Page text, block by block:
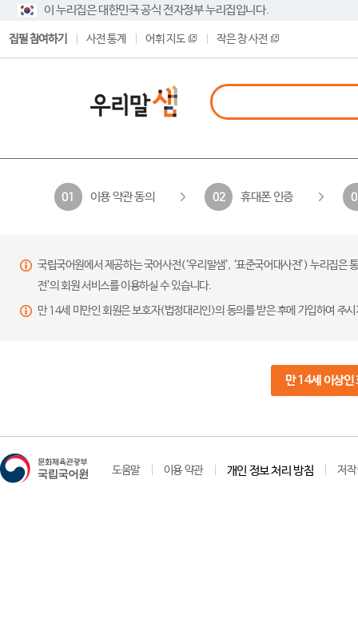
이 누리집은 대한민국 공식 전자정부 누리집입니다.
집필 참여하기 사전 통계 어휘 지도 작은 창 사전
01 이용 약관 동의 02 휴대폰 인증
국립국어원에서 제공하는 국어사전(‘우리말샘’, ‘표준국어대사전’) 누리집
전’의 회원 서비스를 이용하실 수 있습니다.
만 14세 미만인 회원은 보호자(법정대리인)의 동의를 받은 후에 가입하여 주
만 14세 이상인
도움말 이용 약관 개인 정보 처리 방침 저